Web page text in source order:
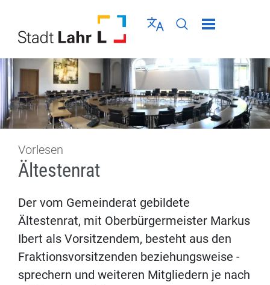
Sprache wählen
Seiten-Suche
Menü schließen
Vorlesen
Ältestenrat
Der vom Gemeinderat gebildete
Ältestenrat, mit Oberbürgermeister Markus
Ibert als Vorsitzendem, besteht aus den
Fraktionsvorsitzenden beziehungsweise -
sprechern und weiteren Mitgliedern je nach